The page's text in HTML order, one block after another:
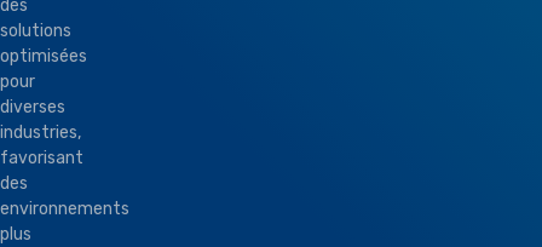
des
solutions
optimisées
pour
diverses
industries,
favorisant
des
environnements
plus